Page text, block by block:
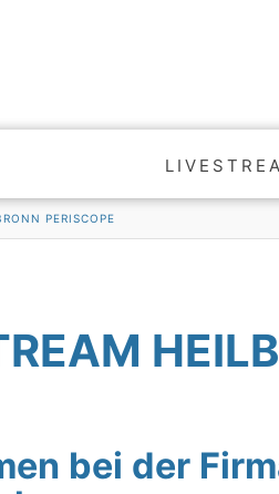
PERISCOPE
bei der